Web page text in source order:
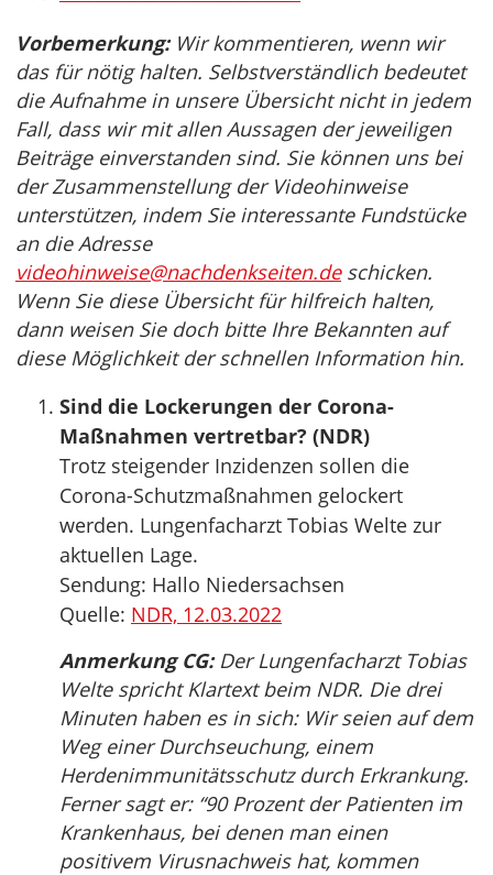
Vorbemerkung:Wir kommentieren, wenn wir
das für nötig halten. Selbstverständlich bedeutet
die Aufnahme in unsere Übersicht nicht in jedem
Fall, dass wir mit allen Aussagen der jeweiligen
Beiträge einverstanden sind. Sie können uns bei
der Zusammenstellung der Videohinweise
unterstützen, indem Sie interessante Fundstücke
an die Adresse
videohinweise@nachdenkseiten.deschicken.
Wenn Sie diese Übersicht für hilfreich halten,
dann weisen Sie doch bitte Ihre Bekannten auf
diese Möglichkeit der schnellen Information hin.
Sind die Lockerungen der Corona-
Maßnahmen vertretbar? (NDR)
Trotz steigender Inzidenzen sollen die
Corona-Schutzmaßnahmen gelockert
werden. Lungenfacharzt Tobias Welte zur
aktuellen Lage.
Sendung: Hallo Niedersachsen
Quelle: NDR, 12.03.2022
Anmerkung CG:Der Lungenfacharzt Tobias
Welte spricht Klartext beim NDR. Die drei
Minuten haben es in sich: Wir seien auf dem
Weg einer Durchseuchung, einem
Herdenimmunitätsschutz durch Erkrankung.
Ferner sagt er: “90 Prozent der Patienten im
Krankenhaus, bei denen man einen
positivem Virusnachweis hat, kommen